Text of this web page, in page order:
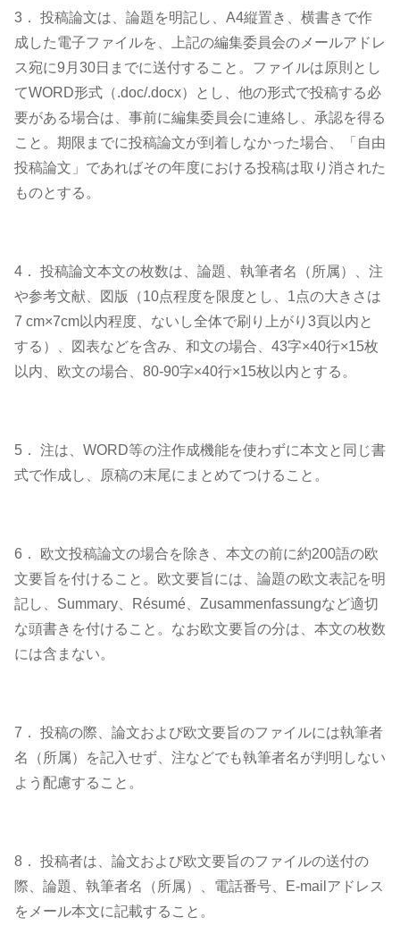
3． 投稿論文は、論題を明記し、A4縦置き、横書きで作
成した電子ファイルを、上記の編集委員会のメールアドレ
ス宛に9月30日までに送付すること。ファイルは原則とし
てWORD形式（.doc/.docx）とし、他の形式で投稿する必
要がある場合は、事前に編集委員会に連絡し、承認を得る
こと。期限までに投稿論文が到着しなかった場合、「自由
投稿論文」であればその年度における投稿は取り消された
ものとする。
4． 投稿論文本文の枚数は、論題、執筆者名（所属）、注
や参考文献、図版（10点程度を限度とし、1点の大きさは
7 cm×7cm以内程度、ないし全体で刷り上がり3頁以内と
する）、図表などを含み、和文の場合、43字×40行×15枚
以内、欧文の場合、80-90字×40行×15枚以内とする。
5． 注は、WORD等の注作成機能を使わずに本文と同じ書
式で作成し、原稿の末尾にまとめてつけること。
6． 欧文投稿論文の場合を除き、本文の前に約200語の欧
文要旨を付けること。欧文要旨には、論題の欧文表記を明
記し、Summary、Résumé、Zusammenfassungなど適切
な頭書きを付けること。なお欧文要旨の分は、本文の枚数
には含まない。
7． 投稿の際、論文および欧文要旨のファイルには執筆者
名（所属）を記入せず、注などでも執筆者名が判明しない
よう配慮すること。
8． 投稿者は、論文および欧文要旨のファイルの送付の
際、論題、執筆者名（所属）、電話番号、E-mailアドレス
をメール本文に記載すること。